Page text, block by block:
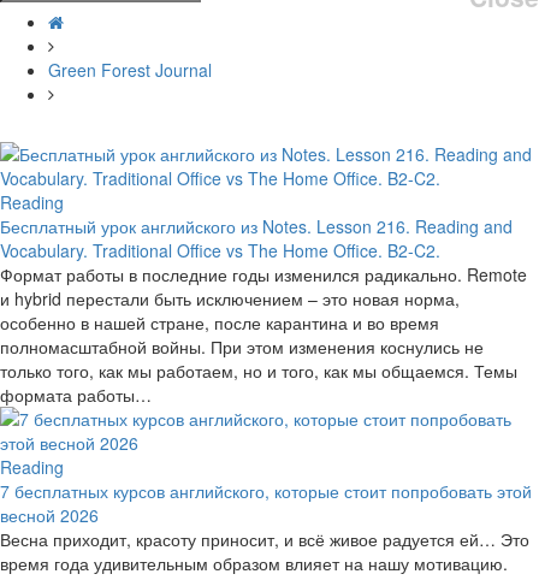
Green Forest Journal
Reading
Бесплатный урок английского из Notes. Lesson 216. Reading and
Vocabulary. Traditional Office vs The Home Office. B2-C2.
Формат работы в последние годы изменился радикально. Remote
и hybrid перестали быть исключением – это новая норма,
особенно в нашей стране, после карантина и во время
полномасштабной войны. При этом изменения коснулись не
только того, как мы работаем, но и того, как мы общаемся. Темы
формата работы…
Reading
7 бесплатных курсов английского, которые стоит попробовать этой
весной 2026
Весна приходит, красоту приносит, и всё живое радуется ей… Это
время года удивительным образом влияет на нашу мотивацию.